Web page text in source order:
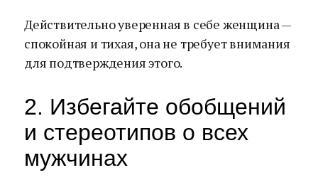
Действительно уверенная в себе женщина —
спокойная и тихая, она не требует внимания
для подтверждения этого.
2. Избегайте обобщений
и стереотипов о всех
мужчинах